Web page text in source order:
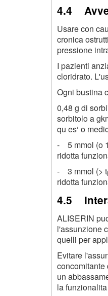
4.4
Usare con
cronica
pressione
I pazienti
cloridrato.
Ogni bustina
0,48 g di
sorbitolo a
qu es‘ o
- 5 mmol (o
ridotta
- 3 mmol (> tl
ridotta
4.5
ALISERIN
l'assunzione
quelli per
Evitare
un
la